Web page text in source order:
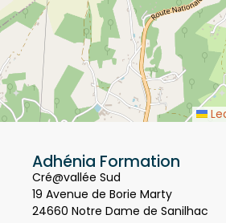
Adhénia Formation
Cré@vallée Sud
19 Avenue de Borie Marty